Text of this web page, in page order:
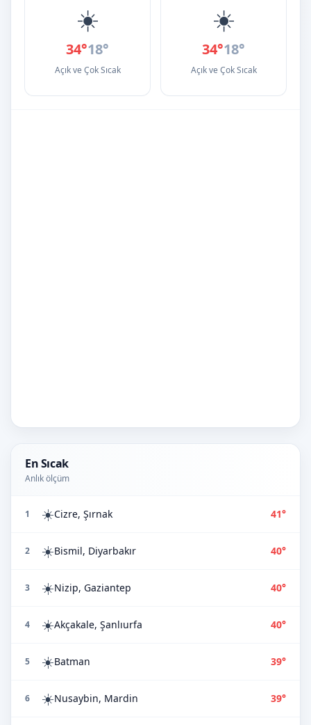
☀️
34°18°
Açık ve Çok Sıcak
☀️
34°18°
Açık ve Çok Sıcak
En Sıcak
Anlık ölçüm
1 ☀️Cizre, Şırnak 41°
2 ☀️Bismil, Diyarbakır 40°
3 ☀️Nizip, Gaziantep 40°
4 ☀️Akçakale, Şanlıurfa 40°
5 ☀️Batman 39°
6 ☀️Nusaybin, Mardin 39°